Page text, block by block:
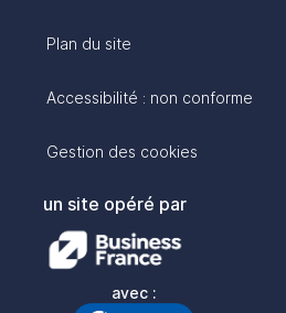
Plan du site
Accessibilité : non conforme
Gestion des cookies
un site opéré par
avec :